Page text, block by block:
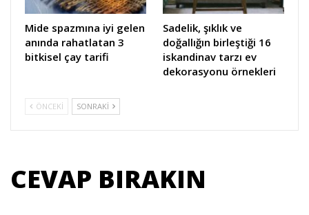
Mide spazmına iyi gelen
anında rahatlatan 3
bitkisel çay tarifi
Sadelik, şıklık ve
doğallığın birleştiği 16
iskandinav tarzı ev
dekorasyonu örnekleri
ÖNCEKI SONRAKI
CEVAP BIRAKIN